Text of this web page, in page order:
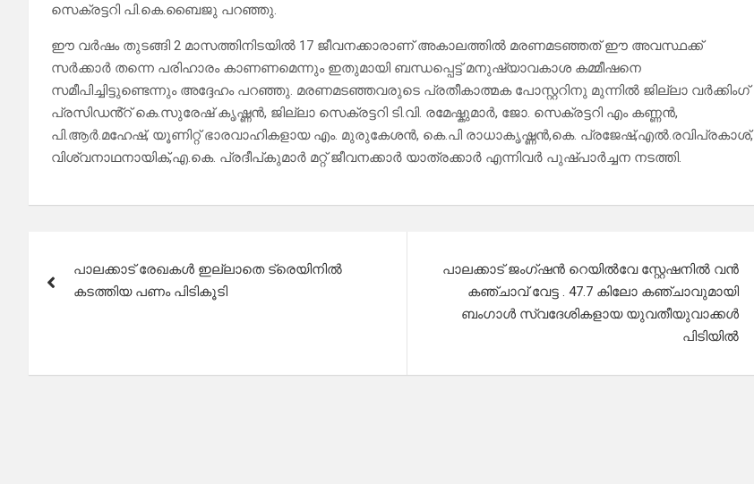
സെക്രട്ടറി പി.കെ.ബൈജു പറഞ്ഞു.
ഈ വർഷം തുടങ്ങി 2 മാസത്തിനിടയിൽ 17 ജീവനക്കാരാണ് അകാലത്തിൽ മരണമടഞ്ഞത് ഈ അവസ്ഥക്ക്
സർക്കാർ തന്നെ പരിഹാരം കാണണമെന്നും ഇതുമായി ബന്ധപ്പെട്ട് മനുഷ്യാവകാശ കമ്മീഷനെ
സമീപിച്ചിട്ടുണ്ടെന്നും അദ്ദേഹം പറഞ്ഞു. മരണമടഞ്ഞവരുടെ പ്രതീകാത്മക പോസ്റ്ററിനു മുന്നിൽ ജില്ലാ വർക്കിംഗ്
പ്രസിഡൻ്റ് കെ.സുരേഷ് കൃഷ്ണൻ, ജില്ലാ സെക്രട്ടറി ടി.വി. രമേഷ്കുമാർ, ജോ. സെക്രട്ടറി എം കണ്ണൻ,
പി.ആർ.മഹേഷ്, യൂണിറ്റ് ഭാരവാഹികളായ എം. മുരുകേശൻ, കെ.പി രാധാകൃഷ്ണൻ,കെ. പ്രജേഷ്,എൽ.രവിപ്രകാശ്,
വിശ്വനാഥനായിക്,എ.കെ. പ്രദീപ്കുമാർ മറ്റ് ജീവനക്കാർ യാത്രക്കാർ എന്നിവർ പുഷ്പാർച്ചന നടത്തി.
navigation
പാലക്കാട്‌ രേഖകൾ ഇല്ലാതെ ട്രെയിനിൽ
കടത്തിയ പണം പിടികൂടി
പാലക്കാട് ജംഗ്ഷൻ റെയിൽവേ സ്റ്റേഷനിൽ വൻ
കഞ്ചാവ് വേട്ട . 47.7 കിലോ കഞ്ചാവുമായി
ബംഗാൾ സ്വദേശികളായ യുവതീയുവാക്കൾ
പിടിയിൽ